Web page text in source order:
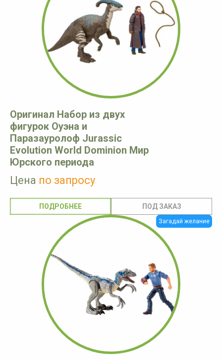
Оригинал Набор из двух
фигурок Оуэна и
Паразауролоф Jurassic
Evolution World Dominion Мир
Юрского периода
Цена по запросу
ПОДРОБНЕЕ
Загадай желание